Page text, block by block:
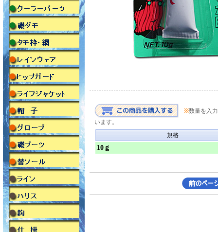
※数量を入
います。
規格
10ｇ